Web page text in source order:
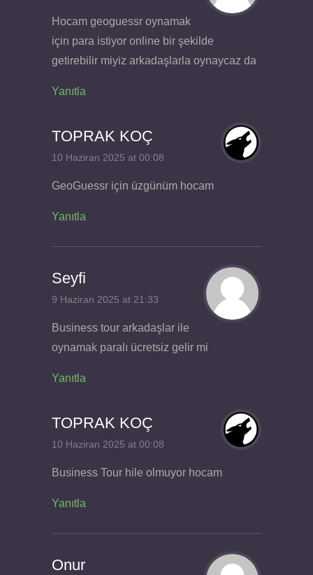
Hocam geoguessr oynamak
için para istiyor online bir şekilde
getirebilir miyiz arkadaşlarla oynaycaz da
Yanıtla
TOPRAK KOÇ
10 Haziran 2025 at 00:08
GeoGuessr için üzgünüm hocam
Yanıtla
Seyfi
9 Haziran 2025 at 21:33
Business tour arkadaşlar ile
oynamak paralı ücretsiz gelir mi
Yanıtla
TOPRAK KOÇ
10 Haziran 2025 at 00:08
Business Tour hile olmuyor hocam
Yanıtla
Onur